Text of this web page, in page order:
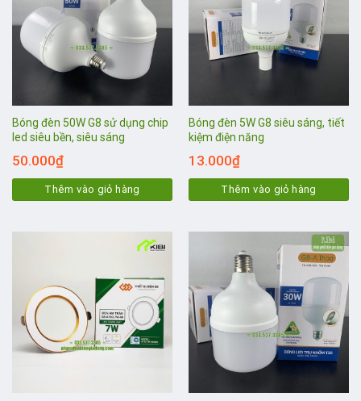
Bóng đèn 50W G8 sử dụng chip
led siêu bền, siêu sáng
50.000₫
Thêm vào giỏ hàng
Bóng đèn 5W G8 siêu sáng, tiết
kiệm điện năng
13.000₫
Thêm vào giỏ hàng